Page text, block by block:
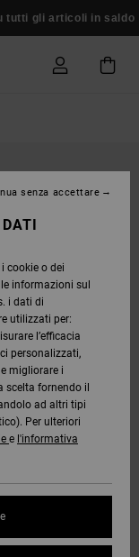
gli articoli in saldo
cookie o dei
informazioni sul
i dati di
utilizzati per:
l’efficacia
personalizzati,
migliorare i
fornendo il
ad altri tipi
Per ulteriori
e l'informativa
senza accettare